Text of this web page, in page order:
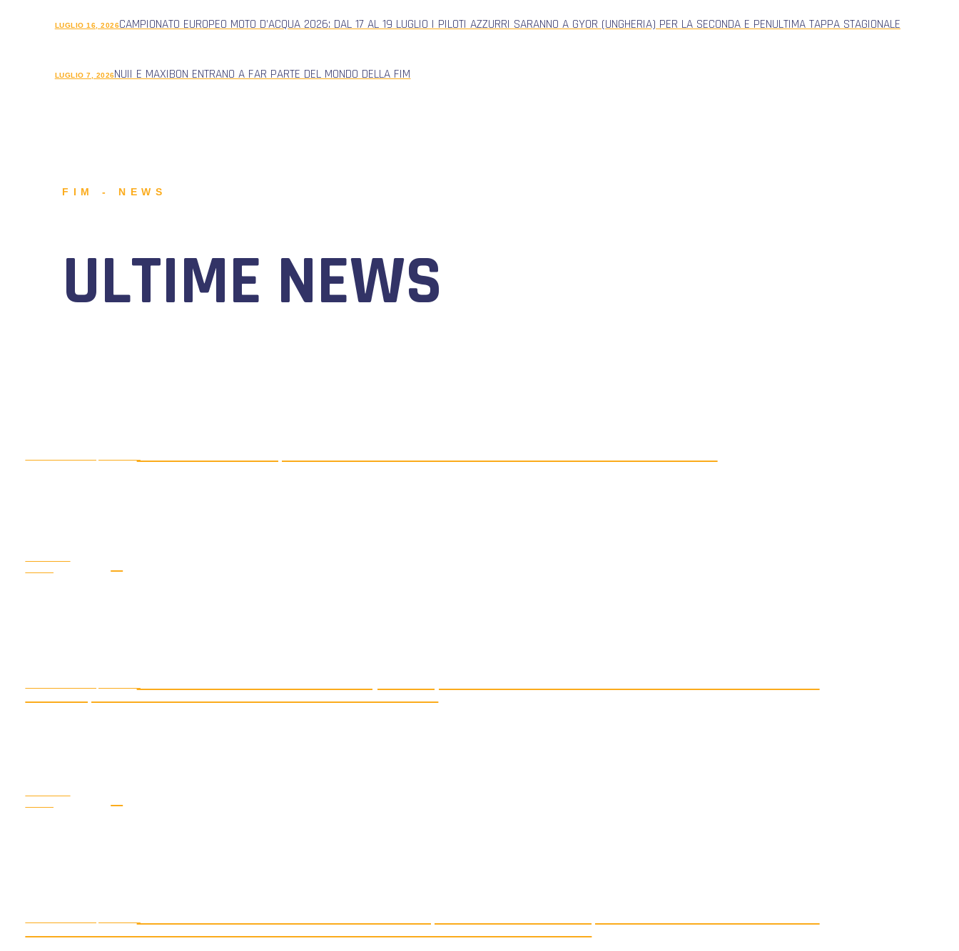
LUGLIO 16, 2026CAMPIONATO EUROPEO MOTO D’ACQUA 2026: DAL 17 AL 19 LUGLIO I PILOTI AZZURRI SARANNO A GYOR (UNGHERIA) PER LA SECONDA E PENULTIMA TAPPA STAGIONALE
LUGLIO 7, 2026NUII E MAXIBON ENTRANO A FAR PARTE DEL MONDO DELLA FIM
FIM - NEWS
ULTIME NEWS
MOTONAUTICA CIRCUITO, DAL 7 AL 9 AGOSTO 2026 TORNA IL WATERFESTIVAL AL LAGO DI VIVERONE!
CLASSE 3D; SECONDO POSTO PER SERAFINO BARLESI E JOAKIM KUMLIN.
SHAUN TORRENTE VINCE IL GP DI ISSUK-KUL. FUORI ZONA PUNTI IL VENETO ALBERTO COMPARATO.